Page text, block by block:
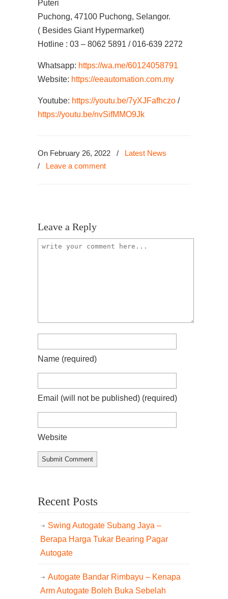
Puteri
Puchong, 47100 Puchong, Selangor.
( Besides Giant Hypermarket)
Hotline : 03 – 8062 5891 / 016-639 2272
Whatsapp: https://wa.me/60124058791
Website: https://eeautomation.com.my
Youtube: https://youtu.be/7yXJFafhczo /
https://youtu.be/nvSifMMO9Jk
On February 26, 2022 /
Latest News
/ Leave a comment
Leave a Reply
Name (required)
Email (will not be published) (required)
Website
Recent Posts
Swing Autogate Subang Jaya –
Berapa Harga Tukar Bearing Pagar
Autogate
Autogate Bandar Rimbayu – Kenapa
Arm Autogate Boleh Buka Sebelah